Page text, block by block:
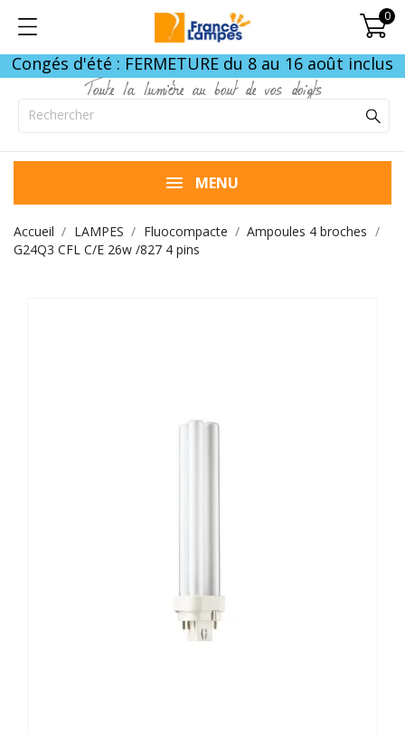
0
Congés d'été : FERMETURE du 8 au 16 août inclus
Toute la lumière au bout de vos doigts
MENU
Accueil LAMPES Fluocompacte
Ampoules 4 broches
G24Q3 CFL C/E 26w /827 4 pins